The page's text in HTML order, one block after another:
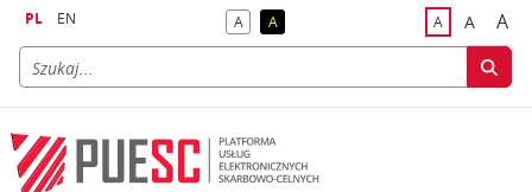
PL EN Akontrast domyślny
Akontrast żółty tekst na czarnym tle
Adomyślna
A A